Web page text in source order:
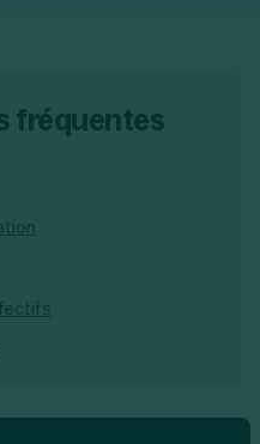
fréquentes